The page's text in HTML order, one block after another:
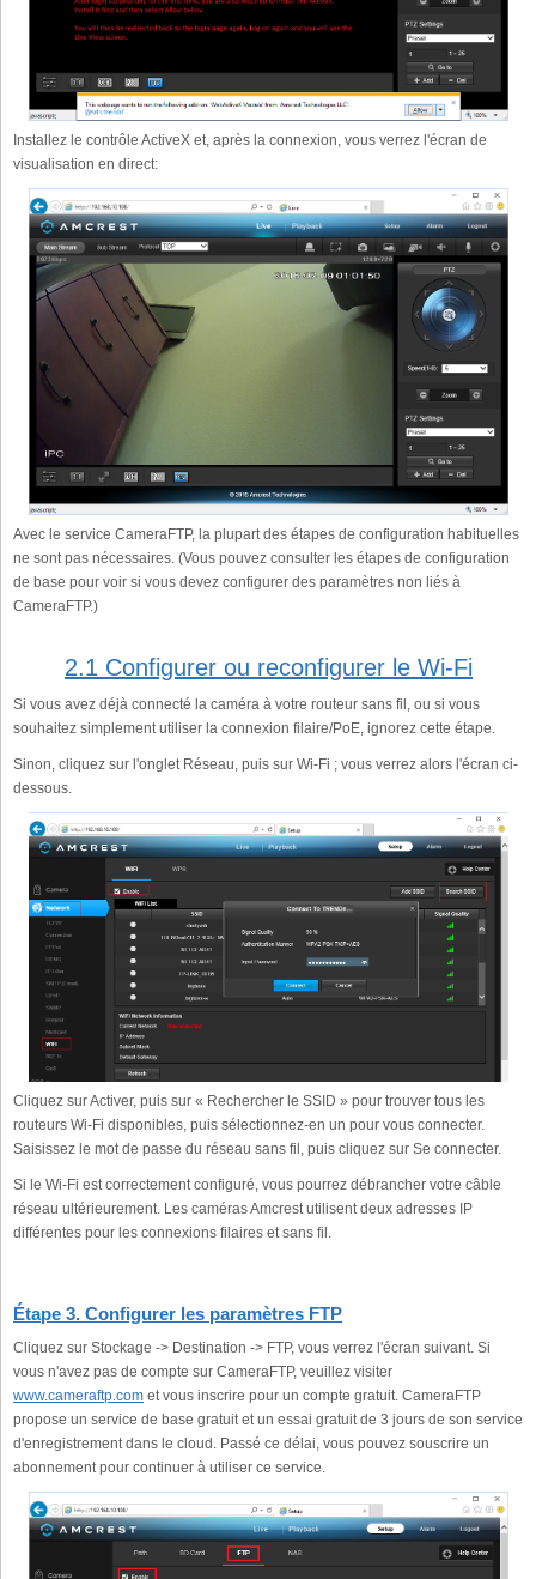
Installez le contrôle ActiveX et, après la connexion, vous verrez l'écran de
visualisation en direct:
Avec le service CameraFTP, la plupart des étapes de configuration habituelles
ne sont pas nécessaires. (Vous pouvez consulter les étapes de configuration
de base pour voir si vous devez configurer des paramètres non liés à
CameraFTP.)
2.1 Configurer ou reconfigurer le Wi-Fi
Si vous avez déjà connecté la caméra à votre routeur sans fil, ou si vous
souhaitez simplement utiliser la connexion filaire/PoE, ignorez cette étape.
Sinon, cliquez sur l'onglet Réseau, puis sur Wi-Fi ; vous verrez alors l'écran ci-
dessous.
Cliquez sur Activer, puis sur « Rechercher le SSID » pour trouver tous les
routeurs Wi-Fi disponibles, puis sélectionnez-en un pour vous connecter.
Saisissez le mot de passe du réseau sans fil, puis cliquez sur Se connecter.
Si le Wi-Fi est correctement configuré, vous pourrez débrancher votre câble
réseau ultérieurement. Les caméras Amcrest utilisent deux adresses IP
différentes pour les connexions filaires et sans fil.
Étape 3. Configurer les paramètres FTP
Cliquez sur Stockage -> Destination -> FTP, vous verrez l'écran suivant. Si
vous n'avez pas de compte sur CameraFTP, veuillez visiter
www.cameraftp.com et vous inscrire pour un compte gratuit. CameraFTP
propose un service de base gratuit et un essai gratuit de 3 jours de son service
d'enregistrement dans le cloud. Passé ce délai, vous pouvez souscrire un
abonnement pour continuer à utiliser ce service.